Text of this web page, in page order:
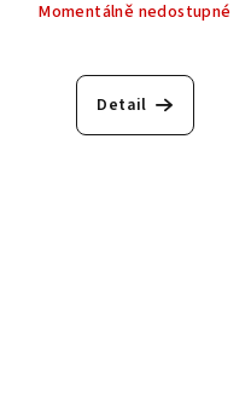
Momentálně nedostupné
Detail